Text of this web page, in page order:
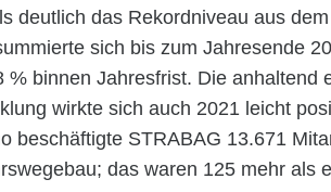
deutlich das Rekordniveau aus
sich bis zum Jahresende
% binnen Jahresfrist. Die anhaltend
wirkte sich auch 2021 leicht
beschäftigte STRABAG 13.671
das waren 125 mehr als